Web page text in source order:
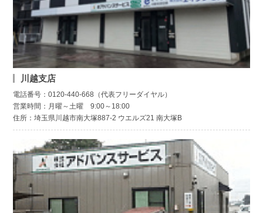
川越支店
電話番号：0120-440-668（代表フリーダイヤル）
営業時間：月曜～土曜 9:00～18:00
住所：埼玉県川越市南大塚887-2 ウエルズ21 南大塚B